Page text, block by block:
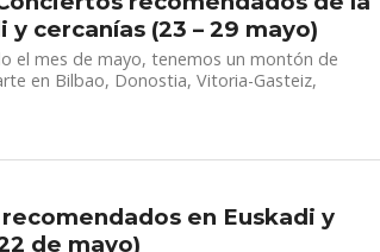
y cercanías (23 – 29 mayo)
el mes de mayo, tenemos un montón de
en Bilbao, Donostia, Vitoria-Gasteiz,
en Euskadi y
de mayo)